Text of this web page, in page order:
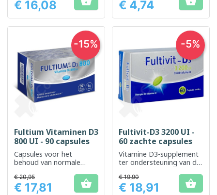
spiergezondheid
Prijs
€ 16,08 Prijs
€ 4,74
Fultium Vitaminen D3
800 UI - 90 capsules
Capsules voor het
behoud van normale
vitamine D
Prijs
€ 20,95
€ 17,81 
-15%
Fultivit-D3 3200 UI -
60 zachte capsules
Vitamine D3-supplement
ter ondersteuning van de
en immuunsysteem
Prijs
€ 19,90
€ 18,91 
-5%